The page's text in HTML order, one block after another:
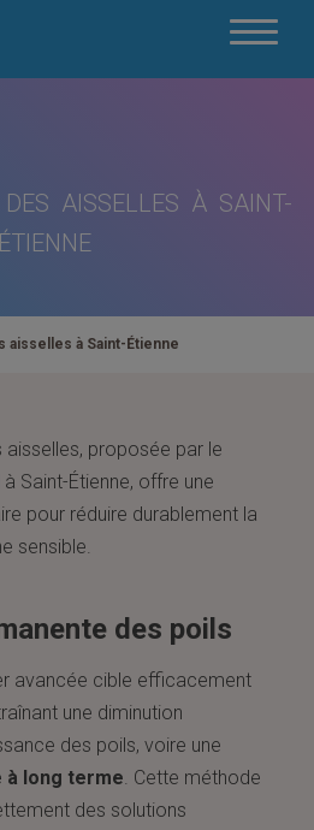
AISSELLES À SAINT-
ÉTIENNE
aisselles à Saint-Étienne
aisselles, proposée par le
à Saint-Étienne, offre une
pour réduire durablement la
sensible.
des poils
avancée cible efficacement
une diminution
des poils, voire une
à long terme. Cette méthode
des solutions